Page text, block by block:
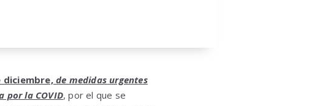
diciembre,de medidas urgentes
por la COVID, por el que se